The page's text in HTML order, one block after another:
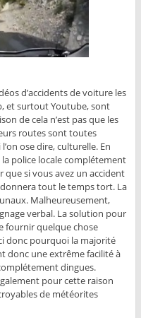
d’accidents de voiture les
et surtout Youtube, sont
de cela n’est pas que les
routes sont toutes
ose dire, culturelle. En
police locale complétement
que si vous avez un accident
tout le temps tort. La
Malheureusement,
verbal. La solution pour
fournir quelque chose
donc pourquoi la majorité
donc une extrême facilité à
dingues.
pour cette raison
de météorites